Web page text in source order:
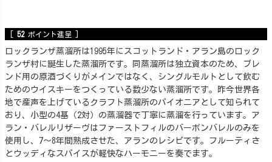
52 ポイント進呈 ]
ロックランザ蒸溜所は1995年にスコットランド・アラン島のロック
ランザ村に誕生した蒸溜所です。同蒸溜所は独立資本のため、ブレ
ンド用の原酒づくりがメインではなく、シングルモルトとして飲む
ためのウイスキーをつくっている数少ない蒸溜所です。昨今世界各
地で産声を上げているクラフト蒸溜所のパイオニアとして知られて
おり、小型の4基（2対）の蒸溜器で丁寧に蒸溜を行っています。ア
ラン・バレルリザーヴはファーストフィルのバーボンバレルのみを
使用し、7～8年間熟成させた、アランのレシピです。フルーティさ
とウッディなスパイスが軽快なハーモニーを奏でます。